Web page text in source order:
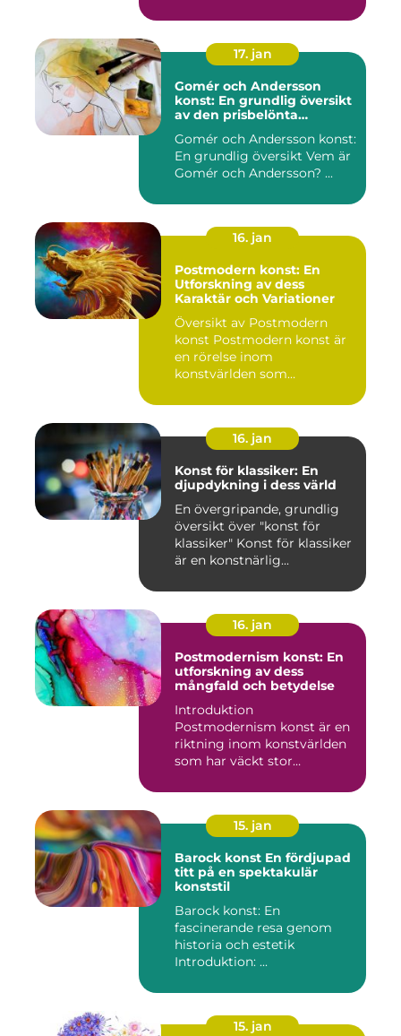
17. jan
Gomér och Andersson
konst: En grundlig översikt
av den prisbelönta
Gomér och Andersson konst:
En grundlig översikt Vem är
Gomér och Andersson? ...
16. jan
Postmodern konst: En
Utforskning av dess
Karaktär och Variationer
Översikt av Postmodern
konst Postmodern konst är
en rörelse inom
konstvärlden som
16. jan
Konst för klassiker: En
djupdykning i dess värld
En övergripande, grundlig
översikt över "konst för
klassiker" Konst för klassiker
är en konstnärlig...
16. jan
Postmodernism konst: En
utforskning av dess
mångfald och betydelse
Introduktion
Postmodernism konst är en
riktning inom konstvärlden
som har väckt stor
15. jan
Barock konst En fördjupad
titt på en spektakulär
konststil
Barock konst: En
fascinerande resa genom
historia och estetik
Introduktion: ...
15. jan